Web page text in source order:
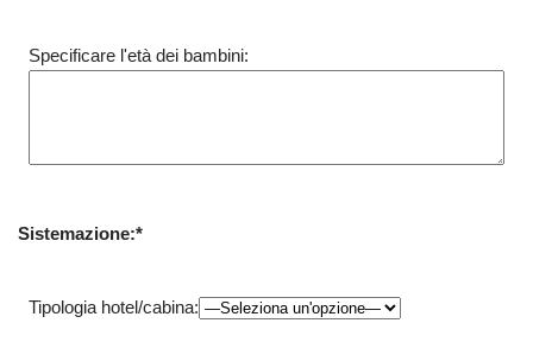
Specificare l'età dei bambini:
Sistemazione:*
Tipologia hotel/cabina: